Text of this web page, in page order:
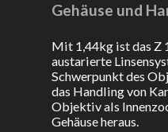
Gehäuse und
Mit 1,44kg ist das Z
austarierte
Schwerpunkt des
das Handling von
Objektiv als
Gehäuse heraus.